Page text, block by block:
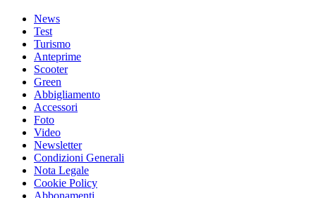
News
Test
Turismo
Anteprime
Scooter
Green
Abbigliamento
Accessori
Foto
Video
Newsletter
Condizioni Generali
Nota Legale
Cookie Policy
Abbonamenti